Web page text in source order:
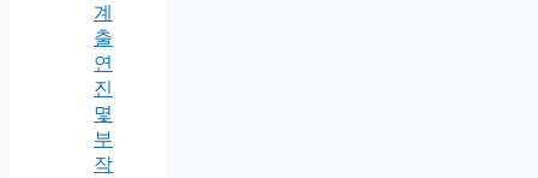
계
출
연
진
몇
부
작